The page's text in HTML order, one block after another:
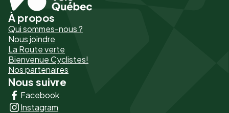
Pied
de
page
-
Liens
principaux
À propos
Qui sommes-nous ?
Nous joindre
La Route verte
Bienvenue Cyclistes!
Nos partenaires
Nous suivre
Facebook
Instagram